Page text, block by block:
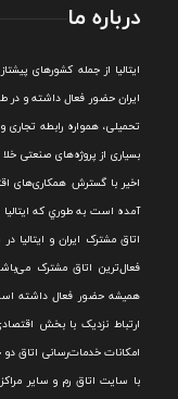
درباره ما
ايتاليا از جمله کشورهای
ايران حضور فعال داشته و
تحميلی، همواره رابطه
بسياری از پروژه‌های صنعتی
اخير با گسترش همکاری‌های
آمده است به طوري که
فعال‌ترین اتاق مشترک
هميشه حضور فعال داشته است
ارتباط نزديک با بخش
امکانات خدمات‌رسانی اتاق
با سايت اتاق رم و ساير